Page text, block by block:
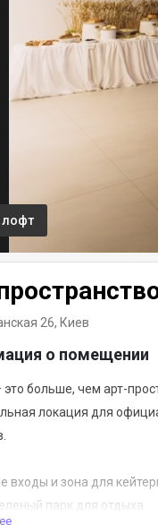
лофт
26, Киев
о помещении
это больше, чем арт-
локация для
входы и зона для
парк для отдыха